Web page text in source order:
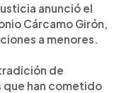
anunció el
Cárcamo Girón,
a menores.
de
que han cometido